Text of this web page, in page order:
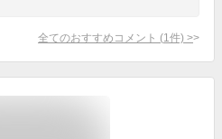
全てのおすすめコメント (1 件) >